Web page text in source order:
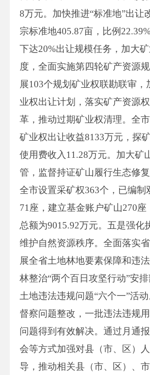
8万元。加快推进“标准地”出让
宗标准地405.87亩，比例
下达20%出让规模任务，加大
度，全面实施第四轮矿产资源
展103个规划矿业权联勘联审，
业权出让计划，落实矿产资源
革，推动过期矿业权清理。全
矿业权出让收益8133万元，探
使用费收入11.28万元。加大矿
管，监督持证矿山履行生态修复
全市设置采矿权363个，已编制
71座，建立基金账户矿山270座
总额为9015.92万元。五是强化
维护自然资源秩序。全面落实
展全省土地林地要素保障和违
林整治“两个百日攻坚行动”安
土地违法违规问题“六个一”活
督察问题整改，一批违法违规
问题得到有效解决。通过月通
会等方式加强对县（市、区）
导，推动相关县（市、区）、